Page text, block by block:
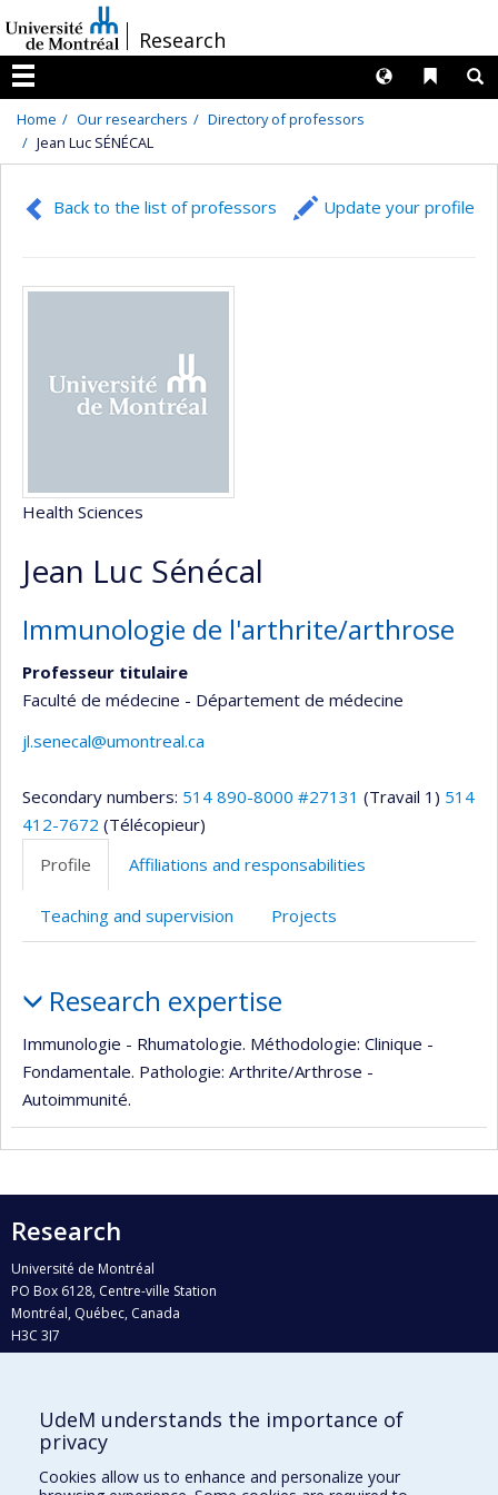
au
contenu
/Research
Menu
Liens
Langues
Home Our researchers
Directory of professors
Jean Luc SÉNÉCAL
Back to the list of professors Update your profile
Health Sciences
Jean Luc Sénécal
Immunologie de l'arthrite/arthrose
Professeur titulaire
Faculté de médecine - Département de médecine
jl.senecal@umontreal.ca
Secondary numbers: 514 890-8000 #27131 (Travail 1) 514
412-7672 (Télécopieur)
Profile
Affiliations and responsabilities
Teaching and supervision Projects
Research expertise
Immunologie - Rhumatologie. Méthodologie: Clinique -
Fondamentale. Pathologie: Arthrite/Arthrose -
Autoimmunité.
Research
Université de Montréal
PO Box 6128, Centre-ville Station
Montréal, Québec, Canada
H3C 3J7
Who does what?
Find us
UdeM understands the importance of
privacy
Cookies allow us to enhance and personalize your